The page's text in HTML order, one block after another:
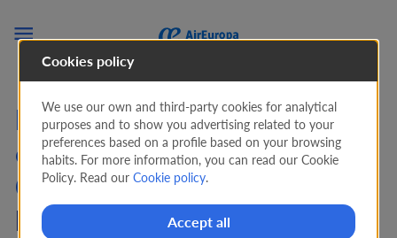

Procure Ofertas em Voos
de Palma de Maiorca para
Cancún (PMI - CUN) de
EUR
Cookies policy
We use our own and third-party cookies for analytical
purposes and to show you advertising related to your
preferences based on a profile based on your browsing
habits. For more information, you can read our Cookie
Policy. Read ourCookie policy.
Accept all